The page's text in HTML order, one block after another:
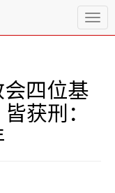
T
o
四位基
获刑：